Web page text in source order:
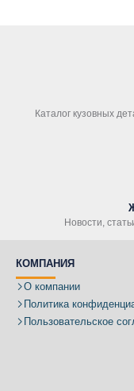
Каталог кузовных
Новости,
КОМПАНИЯ
О компании
Политика
Пользовательское